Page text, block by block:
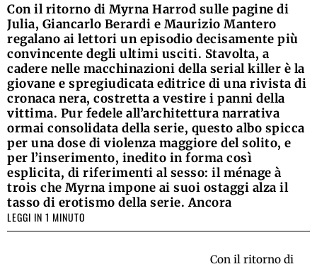
Con il ritorno di Myrna Harrod sulle pagine di
Julia, Giancarlo Berardi e Maurizio Mantero
regalano ai lettori un episodio decisamente più
convincente degli ultimi usciti. Stavolta, a
cadere nelle macchinazioni della serial killer è la
giovane e spregiudicata editrice di una rivista di
cronaca nera, costretta a vestire i panni della
vittima. Pur fedele all’architettura narrativa
ormai consolidata della serie, questo albo spicca
per una dose di violenza maggiore del solito, e
per l’inserimento, inedito in forma così
esplicita, di riferimenti al sesso: il ménage à
trois che Myrna impone ai suoi ostaggi alza il
tasso di erotismo della serie. Ancora
LEGGI IN 1 MINUTO
Con il ritorno di